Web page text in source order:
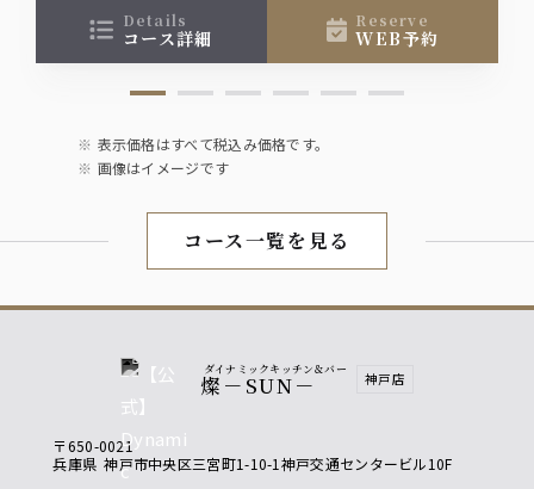
details
コース詳細
reserve
WEB予約
表示価格はすべて税込み価格です。
画像はイメージです
コース一覧を見る
ダイナミックキッチン＆バー
燦－SUN－ 神戸店
〒650-0021
兵庫県 神戸市中央区三宮町1-10-1神戸交通センタービル10F